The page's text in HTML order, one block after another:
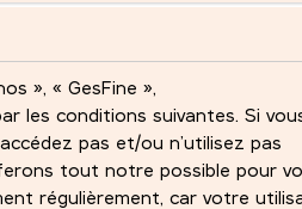
», « GesFine »,
les conditions suivantes. Si
pas et/ou n’utilisez pas
tout notre possible pour
régulièrement, car votre